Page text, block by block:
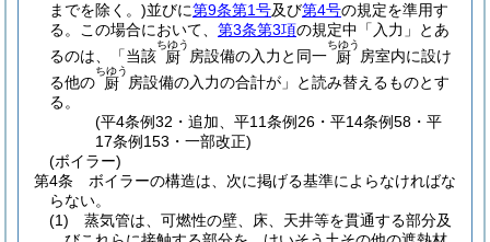
までを除く。)並びに第9条第1号及び第4号の規定を準用す
る。
この場合において、 第3条第3項の規定中「入力」とあ
るのは、「当該
厨
ちゆう
房設備の入力と同一 厨
ちゆう
房室内に設け
る他の
厨
ちゆう
房設備の入力の合計が」と読み替えるものとす
る。
(平4条例32・追加、平11条例26・平14条例58・平
17条例153・一部改正)
(ボイラー)
第4条
ボイラーの構造は、次に掲げる基準によらなければな
らない。
(1)
蒸気管は、可燃性の壁、床、天井等を貫通する部分及